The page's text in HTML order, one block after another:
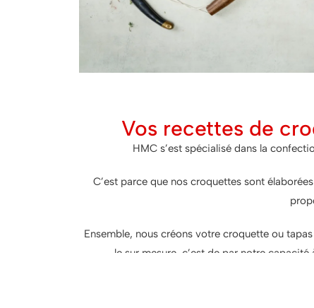
Vos recettes de
HMC s’est spécialisé dans la
C’est parce que nos croquettes sont
Ensemble, nous créons votre croquette ou
le sur mesure, c’est de par notre